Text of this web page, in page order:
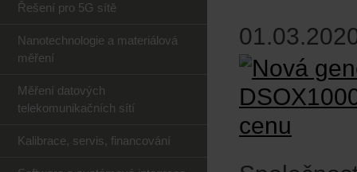
Řešení pro 5G sítě
Nanotechnologie a materiálová
měření
Měření datových
telekomunikačních sítí
Kalibrace, servis, financování